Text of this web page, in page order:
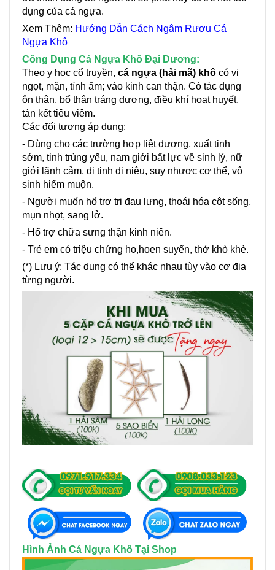
dụng của cá ngựa.
Xem Thêm: Hướng Dẫn Cách Ngâm Rượu Cá
Ngựa Khô
Công Dụng Cá Ngựa Khô Đại Dương:
Theo y học cổ truyền, cá ngựa (hải mã) khô có vị
ngọt, mặn, tính ấm; vào kinh can thận. Có tác dụng
ôn thận, bổ thận tráng dương, điều khí hoạt huyết,
tán kết tiêu viêm.
Các đối tượng áp dụng:
- Dùng cho các trường hợp liệt dương, xuất tinh
sớm, tinh trùng yếu, nam giới bất lực về sinh lý, nữ
giới lãnh cảm, di tinh di niệu, suy nhược cơ thể, vô
sinh hiếm muộn.
- Người muốn hổ trợ trị đau lưng, thoái hóa cột sống,
mụn nhọt, sang lở.
- Hổ trợ chữa sưng thận kinh niên.
- Trẻ em có triệu chứng ho,hoen suyển, thở khò khè.
(*) Lưu ý: Tác dụng có thể khác nhau tùy vào cơ địa
từng người.
Hình Ảnh Cá Ngựa Khô Tại Shop